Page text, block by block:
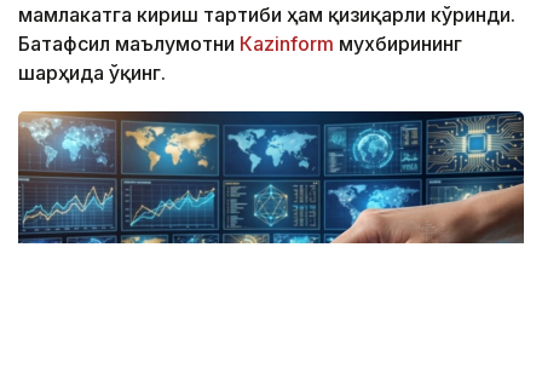
мамлакатга кириш тартиби ҳам қизиқарли кўринди.
Батафсил маълумотни Кazinform мухбирининг
шарҳида ўқинг.